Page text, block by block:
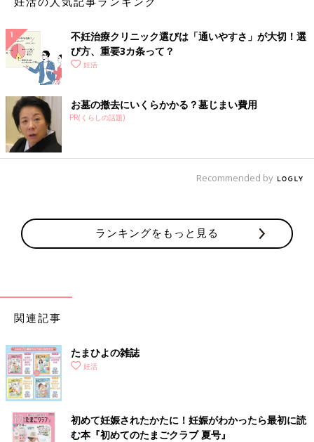
不妊治療クリニック選びは「通いやすさ」が大切！選
び方、重要3カ条って？
妊活
お墓の撤去にいくらかかる？墓じまい費用
PR(くらしの話題)
Recommended by
ランキングをもっと見る
関連記事
たまひよの雑誌
妊活
初めて妊娠されたかたに！妊娠がわかったら最初に読
む本『初めてのたまごクラブ 夏号』